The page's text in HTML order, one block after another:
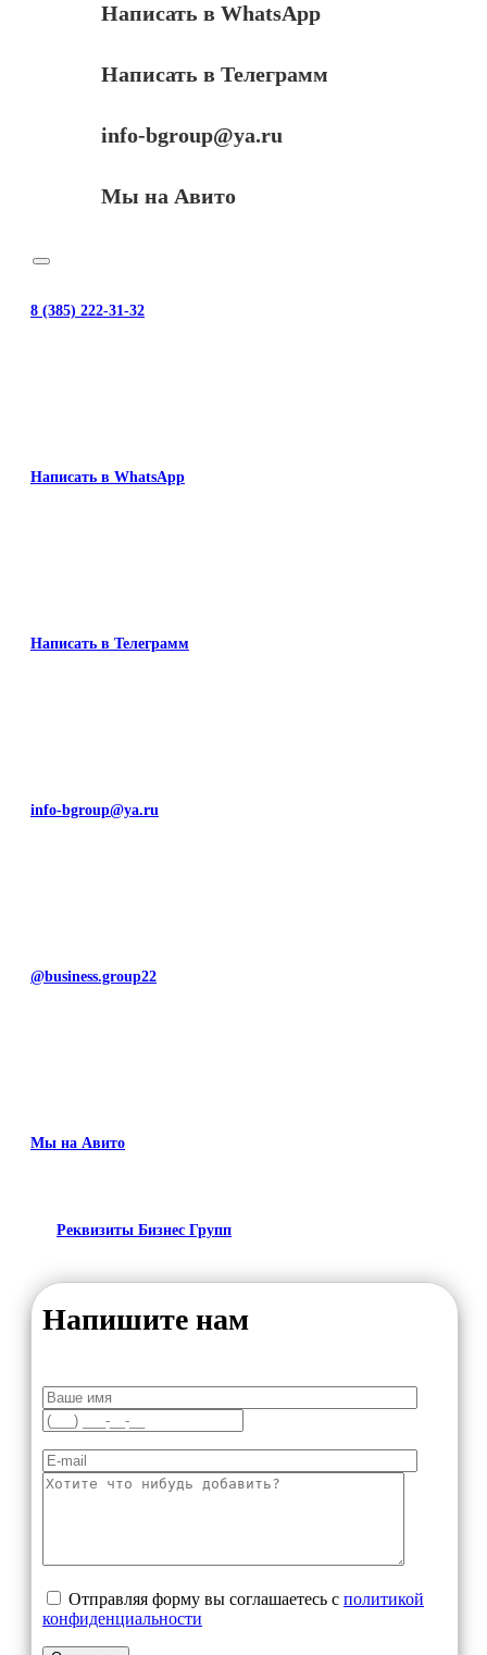
Написать в WhatsApp
Написать в Телеграмм
info-bgroup@ya.ru
Мы на Авито
8 (385) 222-31-32
Написать в WhatsApp
Написать в Телеграмм
info-bgroup@ya.ru
@business.group22
Мы на Авито
Реквизиты Бизнес Групп
Напишите нам
Отправляя форму вы соглашаетесь с политикой
конфиденциальности